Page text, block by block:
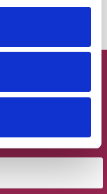
cu cele mai noi